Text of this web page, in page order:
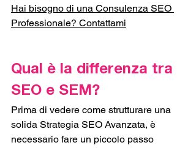
Hai bisogno di una Consulenza SEO
Professionale? Contattami
Qual è la differenza tra
SEO e SEM?
Prima di vedere come strutturare una
solida Strategia SEO Avanzata, è
necessario fare un piccolo passo